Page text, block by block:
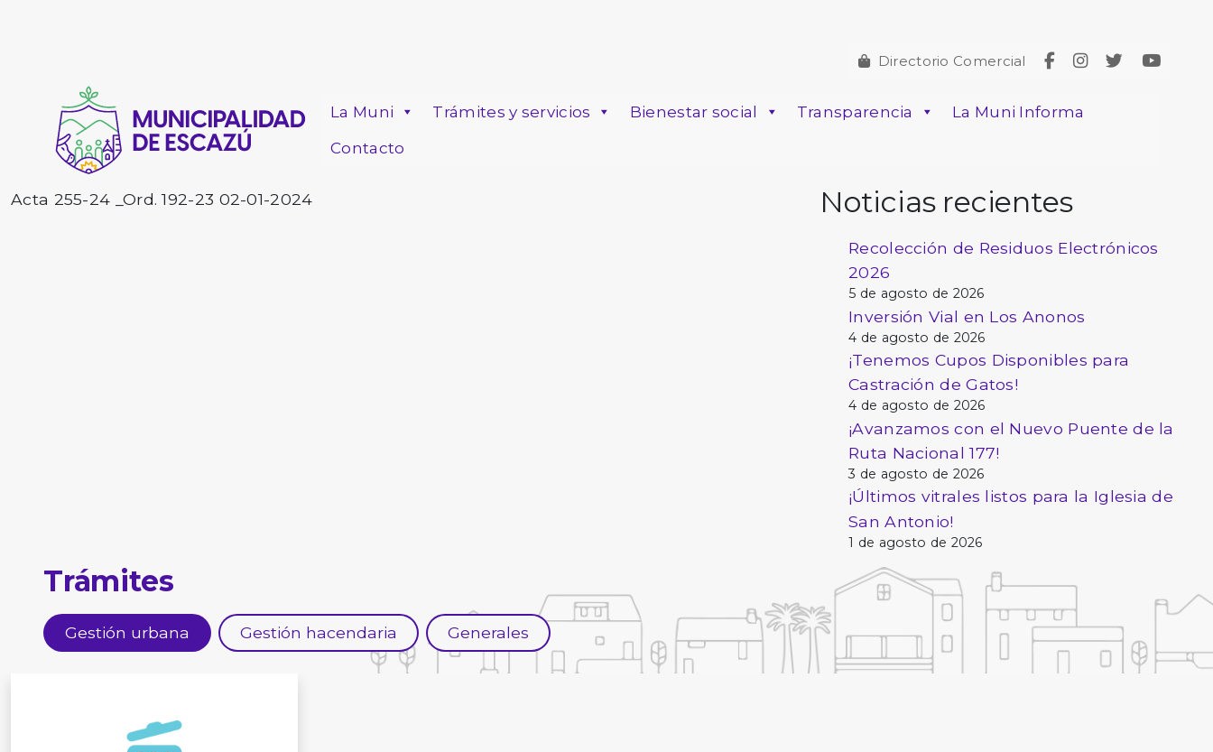
Directorio Comercial
La Muni Trámites y servicios Bienestar social Transparencia
La Muni Informa
Contacto
Acta 255-24 _Ord. 192-23 02-01-2024 Noticias recientes
Recolección de Residuos Electrónicos
2026
5 de agosto de 2026
Inversión Vial en Los Anonos
4 de agosto de 2026
¡Tenemos Cupos Disponibles para
Castración de Gatos!
4 de agosto de 2026
¡Avanzamos con el Nuevo Puente de la
Ruta Nacional 177!
3 de agosto de 2026
¡Últimos vitrales listos para la Iglesia de
San Antonio!
1 de agosto de 2026
Trámites
Gestión urbana Gestión hacendaria Generales